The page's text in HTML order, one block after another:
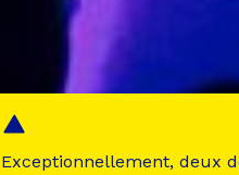
Exceptionnellement, deux